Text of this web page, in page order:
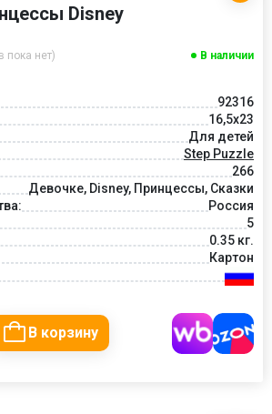
Disney
пока нет) В наличии
92316
16,5x23
Для детей
Step Puzzle
266
Девочке, Disney, Принцессы, Сказки
Россия
5
0.35 кг.
Картон
В корзину